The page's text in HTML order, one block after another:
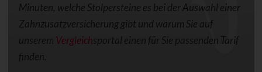
Minuten, welche Stolpersteine es bei der Auswahl einer
Zahnzusatzversicherung gibt und warum Sie auf
unserem Vergleichsportal einen für Sie passenden Tarif
finden.